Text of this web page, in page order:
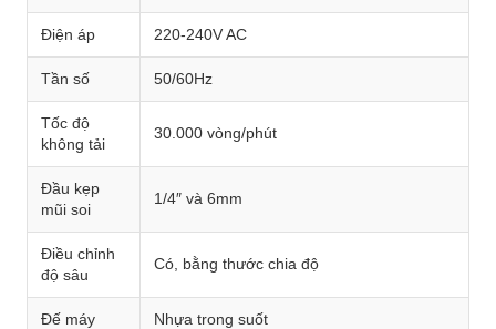
Điện áp 220-240V AC
Tần số 50/60Hz
Tốc độ
không tải
30.000 vòng/phút
Đầu kẹp
mũi soi
1/4″ và 6mm
Điều chỉnh
độ sâu
Có, bằng thước chia độ
Đế máy Nhựa trong suốt